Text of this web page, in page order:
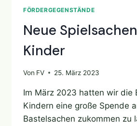
FÖRDERGEGENSTÄNDE
Neue
Kinder
Von FV 25. März 2023
Im März 2023 hatten wir die
Kindern eine große Spende
Bastelsachen zukommen zu